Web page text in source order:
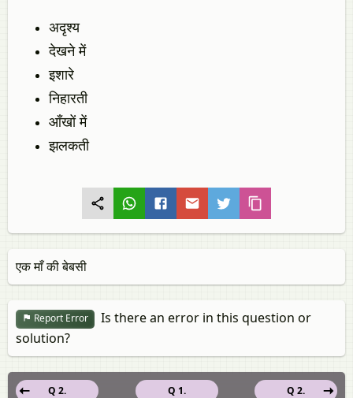
अदृश्य
देखने में
इशारे
निहारती
आँखों में
झलकती
एक माँ की बेबसी
Report Error
Is there an error in this question or
solution?
Q 1.
Q 2.
Q 2.